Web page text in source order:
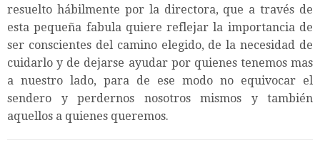
resuelto hábilmente por la directora, que a través de
esta pequeña fabula quiere reflejar la importancia de
ser conscientes del camino elegido, de la necesidad de
cuidarlo y de dejarse ayudar por quienes tenemos mas
a nuestro lado, para de ese modo no equivocar el
sendero y perdernos nosotros mismos y también
aquellos a quienes queremos.